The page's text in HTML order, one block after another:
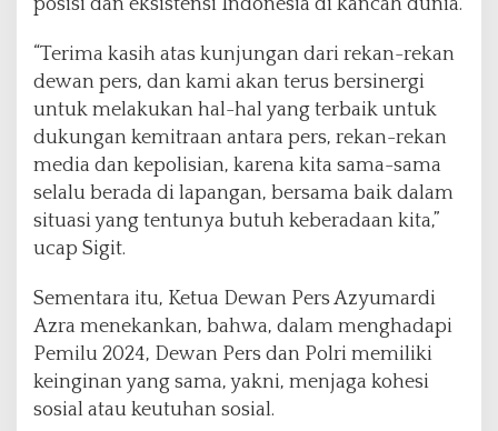
posisi dan eksistensi Indonesia di kancah dunia.
“Terima kasih atas kunjungan dari rekan-rekan
dewan pers, dan kami akan terus bersinergi
untuk melakukan hal-hal yang terbaik untuk
dukungan kemitraan antara pers, rekan-rekan
media dan kepolisian, karena kita sama-sama
selalu berada di lapangan, bersama baik dalam
situasi yang tentunya butuh keberadaan kita,”
ucap Sigit.
Sementara itu, Ketua Dewan Pers Azyumardi
Azra menekankan, bahwa, dalam menghadapi
Pemilu 2024, Dewan Pers dan Polri memiliki
keinginan yang sama, yakni, menjaga kohesi
sosial atau keutuhan sosial.